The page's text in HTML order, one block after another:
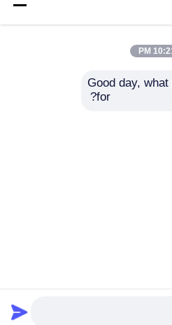
Clutch Cover Right
قطعات بدن یاماها
بهترین قیمت
2026 Guangzhou ZT
10:21
Good day,
for?